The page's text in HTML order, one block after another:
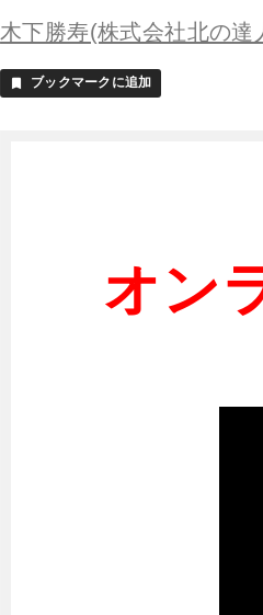
木下勝寿(株式会社北の
bookmark ブックマークに追加
オン